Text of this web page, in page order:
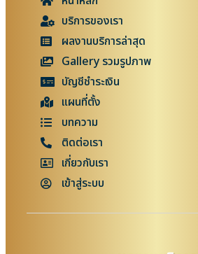
บริการของเรา
ผลงานบริการล่าสุด
Gallery รวมรูปภาพ
บัญชีชำระเงิน
แผนที่ตั้ง
บทความ
ติดต่อเรา
เกี่ยวกับเรา
เข้าสู่ระบบ